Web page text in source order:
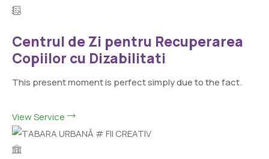
Centrul de Zi pentru Recuperarea
Copiilor cu Dizabilitati
This present moment is perfect simply due to the fact.
View Service